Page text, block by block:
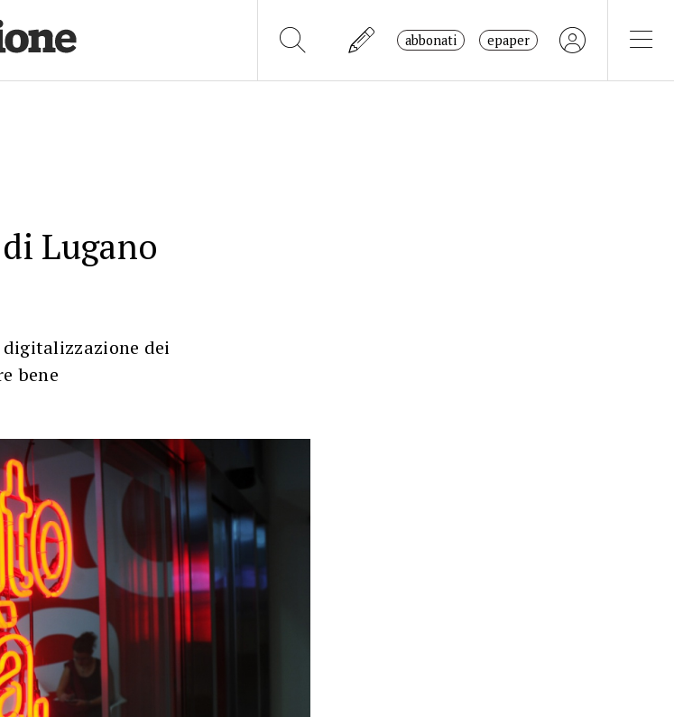
abbonati epaper
Lugano
dei
bene